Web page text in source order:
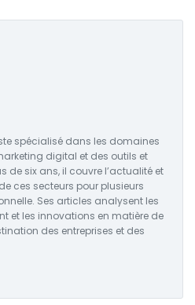
spécialisé dans les domaines
digital et des outils et
de six ans, il couvre l’actualité et
ces secteurs pour plusieurs
Ses articles analysent les
et les innovations en matière de
des entreprises et des